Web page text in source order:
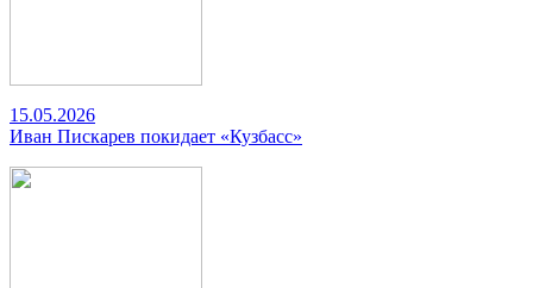
15.05.2026
Иван Пискарев покидает «Кузбасс»